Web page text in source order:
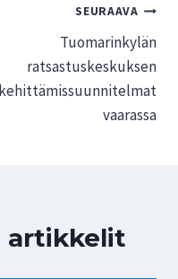
SEURAAVA
Tuomarinkylän
ratsastuskeskuksen
kehittämissuunnitelmat
vaarassa
artikkelit